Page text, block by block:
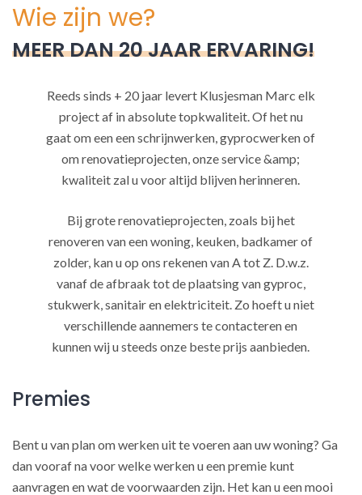
Wie zijn we?
MEER DAN 20 JAAR ERVARING!
Reeds sinds + 20 jaar levert Klusjesman Marc elk
project af in absolute topkwaliteit. Of het nu
gaat om een een schrijnwerken, gyprocwerken of
om renovatieprojecten, onze service &amp;
kwaliteit zal u voor altijd blijven herinneren.
Bij grote renovatieprojecten, zoals bij het
renoveren van een woning, keuken, badkamer of
zolder, kan u op ons rekenen van A tot Z. D.w.z.
vanaf de afbraak tot de plaatsing van gyproc,
stukwerk, sanitair en elektriciteit. Zo hoeft u niet
verschillende aannemers te contacteren en
kunnen wij u steeds onze beste prijs aanbieden.
Premies
Bent u van plan om werken uit te voeren aan uw woning? Ga
dan vooraf na voor welke werken u een premie kunt
aanvragen en wat de voorwaarden zijn. Het kan u een mooi